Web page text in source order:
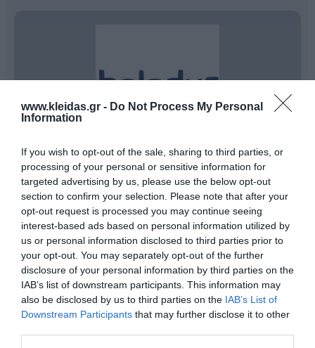
www.kleidas.gr - Do Not Process My Personal
Information
If you wish to opt-out of the sale, sharing to third parties, or
processing of your personal or sensitive information for
targeted advertising by us, please use the below opt-out
section to confirm your selection. Please note that after your
opt-out request is processed you may continue seeing
interest-based ads based on personal information utilized by
us or personal information disclosed to third parties prior to
your opt-out. You may separately opt-out of the further
disclosure of your personal information by third parties on the
IAB’s list of downstream participants. This information may
also be disclosed by us to third parties on the IAB’s List of
Downstream Participants that may further disclose it to other
ΗBeleducδεν είναι απλώς μια εταιρεία παιχνιδιών·
είναι μια οικογενειακή επιχείρηση από τη Γερμανία με
50 χρόνια ιστορίας, αφιερωμένη στη δημιουργία των
καλύτερων δυνατών θεμελίων για το μέλλον των
παιδιών. Με το εμβληματικό σύνθημα:
"Παίζω, Αποκτώ εμπειρίες, Μαθαίνω!"
η Beleduc σχεδιάζει και παράγει ξύλινα εκπαιδευτικά
παιχνίδια που μετατρέπουν κάθε στιγμή δράσης σε
μια ευκαιρία γνώσης. Από τα περίφημαξύλινα
επίπεδα παζλ και τα ευφάνταστα επιτραπέζια
παιχνίδια , μέχρι τις κούκλες κουκλοθεάτρου και τον
δοκιμάζεται εξονυχιστικά για να διασφαλίσει τη